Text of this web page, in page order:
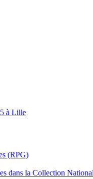
à Lille
(RPG)
dans la Collection